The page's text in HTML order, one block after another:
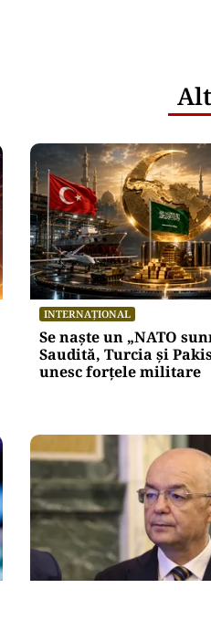
INTERNAȚIONAL
Se naște un „NATO
Saudită, Turcia și
unesc forțele militare